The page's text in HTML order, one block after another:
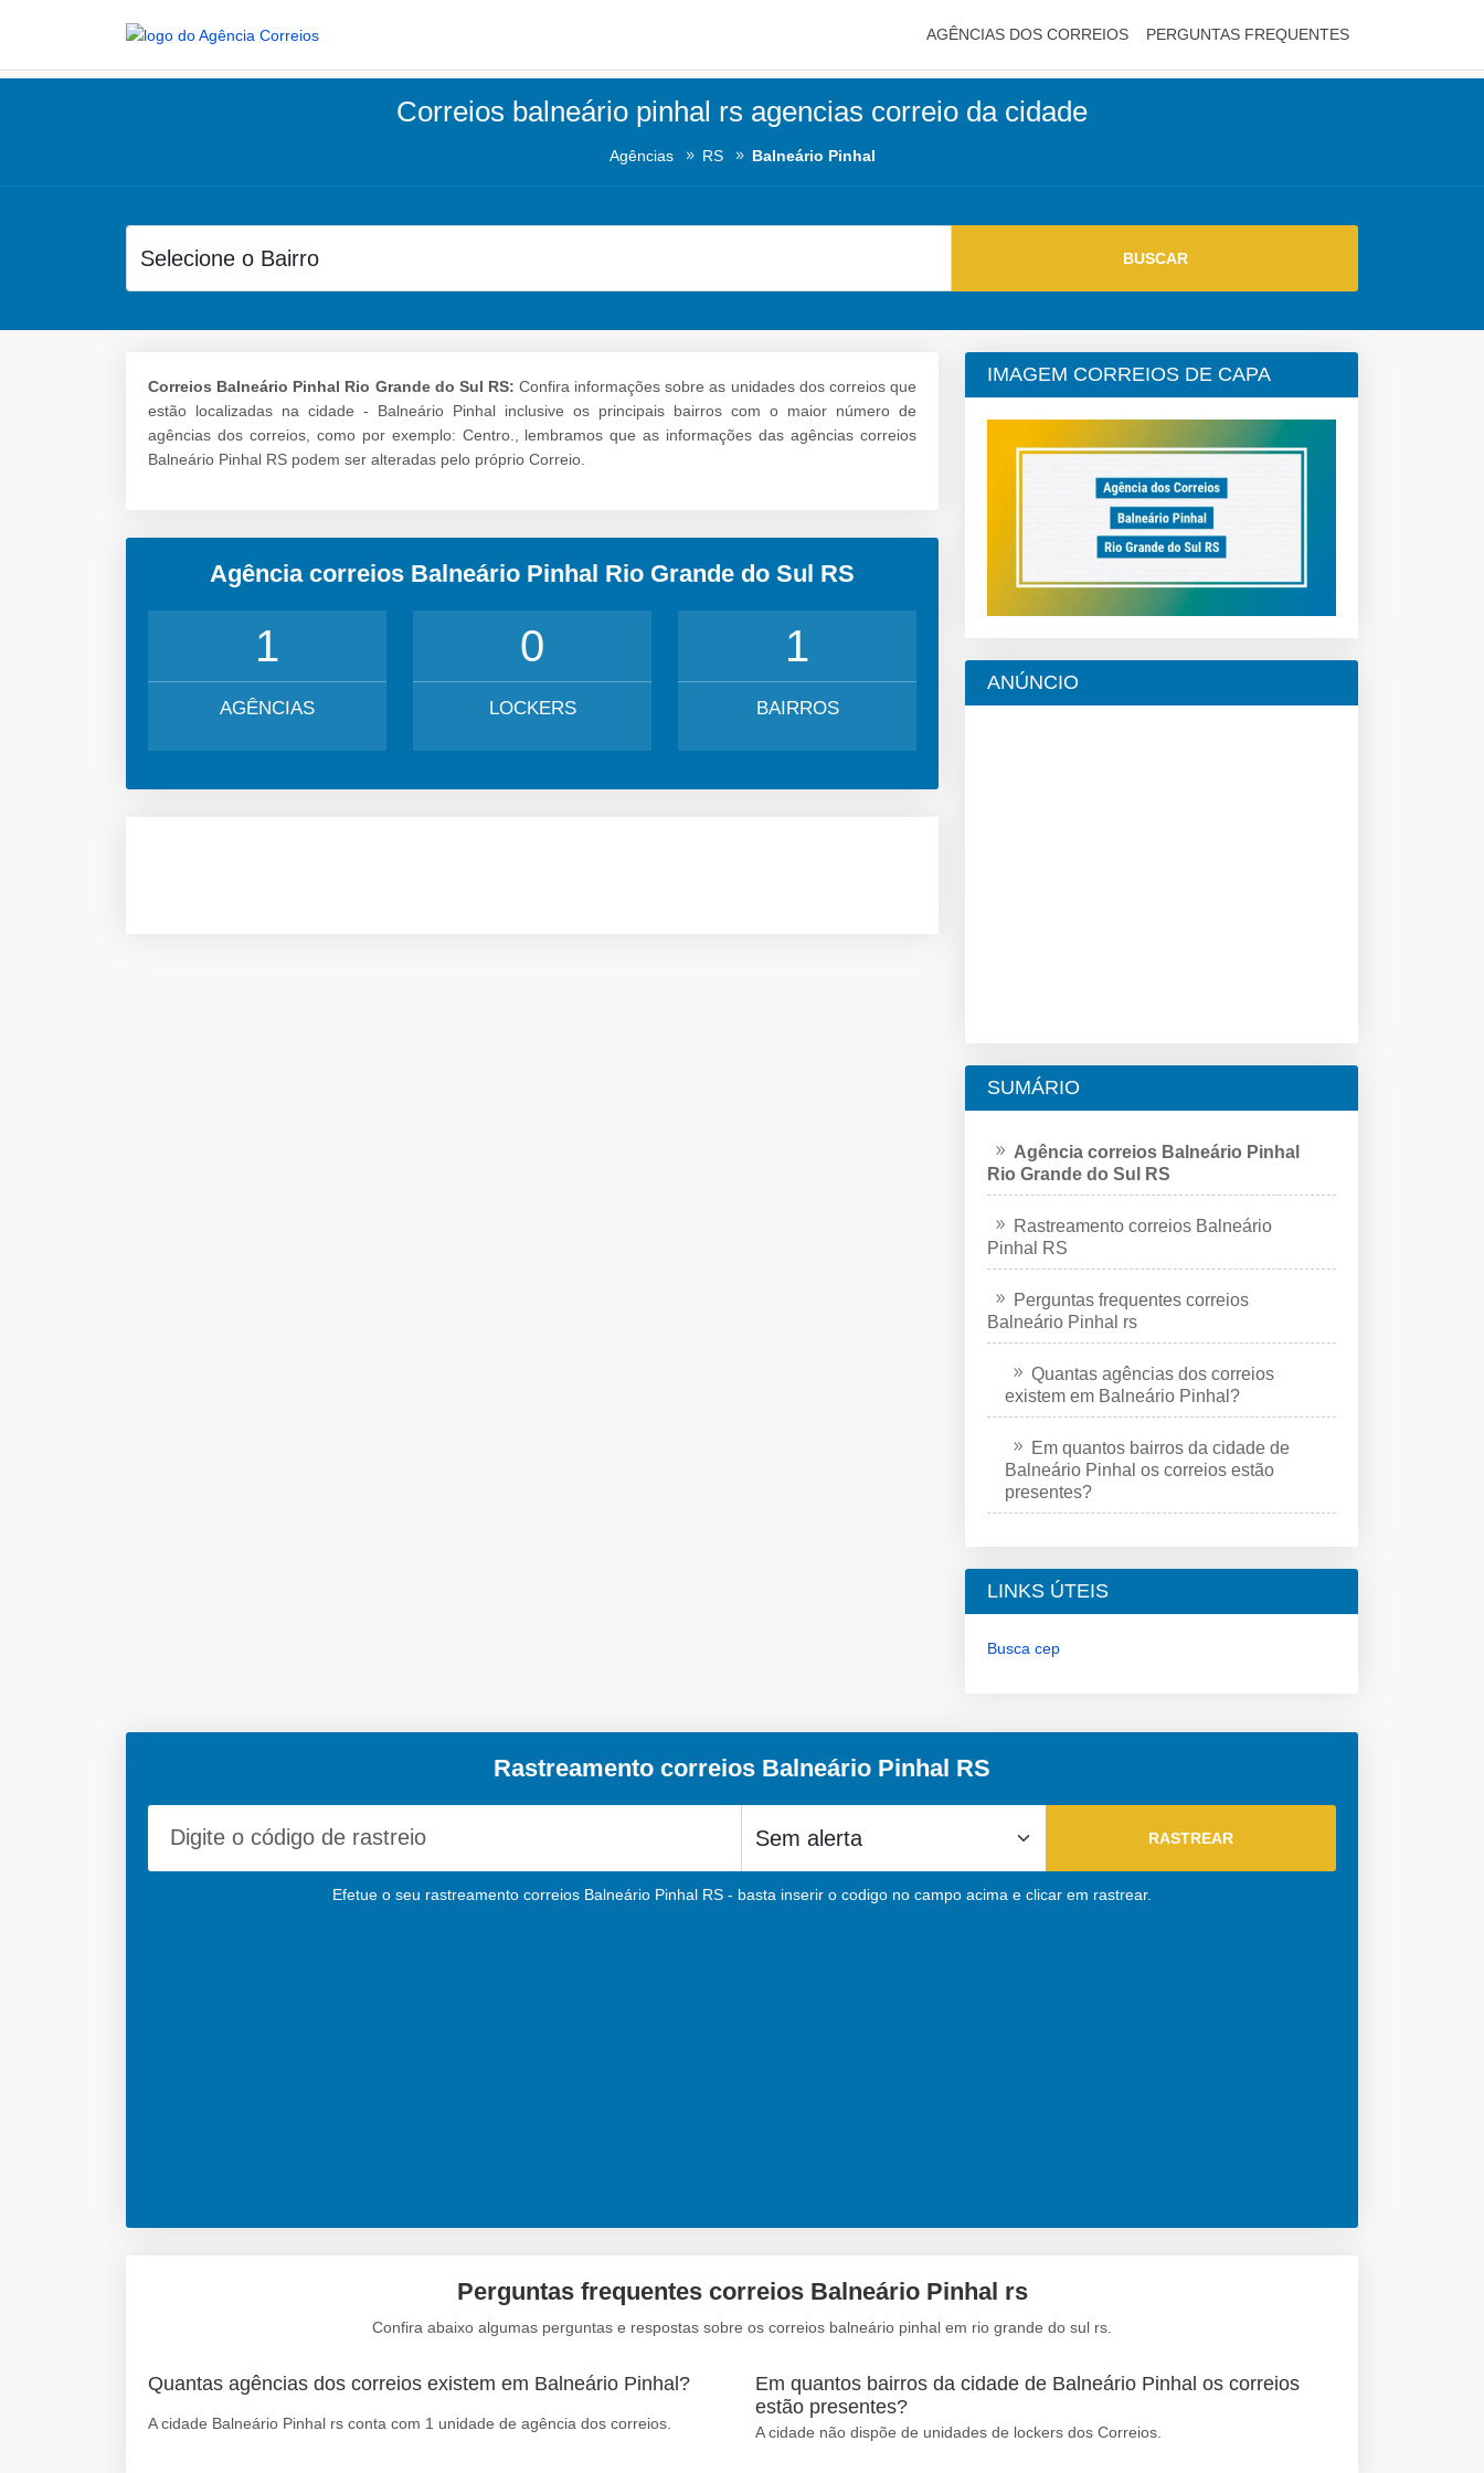
AGÊNCIAS DOS CORREIOS PERGUNTAS FREQUENTES
Correios balneário pinhal rs agencias correio da cidade
Agências RS Balneário Pinhal
Correios Balneário Pinhal Rio Grande do Sul RS: Confira informações sobre as unidades dos correios que
estão localizadas na cidade - Balneário Pinhal inclusive os principais bairros com o maior número de
agências dos correios, como por exemplo: Centro., lembramos que as informações das agências correios
Balneário Pinhal RS podem ser alteradas pelo próprio Correio.
Agência correios Balneário Pinhal Rio Grande do Sul RS
1
AGÊNCIAS
0
LOCKERS
1
BAIRROS
IMAGEM CORREIOS DE CAPA
ANÚNCIO
SUMÁRIO
Agência correios Balneário Pinhal
Rio Grande do Sul RS
Rastreamento correios Balneário
Pinhal RS
Perguntas frequentes correios
Balneário Pinhal rs
Quantas agências dos correios
existem em Balneário Pinhal?
Em quantos bairros da cidade de
Balneário Pinhal os correios estão
presentes?
LINKS ÚTEIS
Busca cep
Rastreamento correios Balneário Pinhal RS
Efetue o seu rastreamento correios Balneário Pinhal RS - basta inserir o codigo no campo acima e clicar em rastrear.
Perguntas frequentes correios Balneário Pinhal rs
Confira abaixo algumas perguntas e respostas sobre os correios balneário pinhal em rio grande do sul rs.
Quantas agências dos correios existem em Balneário Pinhal?
A cidade Balneário Pinhal rs conta com 1 unidade de agência dos correios.
Em quantos bairros da cidade de Balneário Pinhal os correios
estão presentes?
A cidade não dispõe de unidades de lockers dos Correios.